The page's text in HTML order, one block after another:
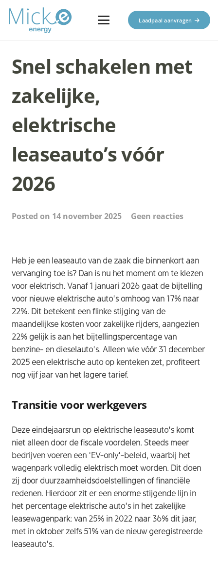
Laadpaal aanvragen
Snel‍‌‍‍‌ schakelen met
zakelijke,
elektrische
leaseauto’s vóór
2026
Posted on 14 november 2025 Geen reacties
Heb je een leaseauto van de zaak die binnenkort aan
vervanging toe is? Dan is nu het moment om te kiezen
voor elektrisch. Vanaf 1 januari 2026 gaat de bijtelling
voor nieuwe elektrische auto’s omhoog van 17% naar
22%. Dit betekent een flinke stijging van de
maandelijkse kosten voor zakelijke rijders, aangezien
22% gelijk is aan het bijtellingspercentage van
benzine- en dieselauto’s. Alleen wie vóór 31 december
2025 een elektrische auto op kenteken zet, profiteert
nog vijf jaar van het lagere tarief.​
Transitie voor werkgevers
Deze eindejaarsrun op elektrische leaseauto’s komt
niet alleen door de fiscale voordelen. Steeds meer
bedrijven voeren een ‘EV-only’-beleid, waarbij het
wagenpark volledig elektrisch moet worden. Dit doen
zij door duurzaamheidsdoelstellingen of financiële
redenen. Hierdoor zit er een enorme stijgende lijn in
het percentage elektrische auto’s in het zakelijke
leasewagenpark: van 25% in 2022 naar 36% dit jaar,
met in oktober zelfs 51% van de nieuw geregistreerde
leaseauto’s.​